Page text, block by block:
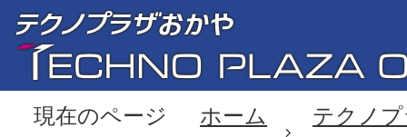
現在のページ ホーム テクノ